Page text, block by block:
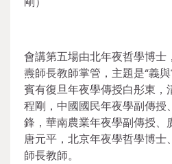
會講第五場由北年夜哲學博士
燾師長教師掌管，主題是“義
賓有復旦年夜學傳授白彤東，
程剛，中國國民年夜學副傳授
鋒，華南農業年夜學副傳授、
唐元平，北京年夜學哲學博
師長教師。